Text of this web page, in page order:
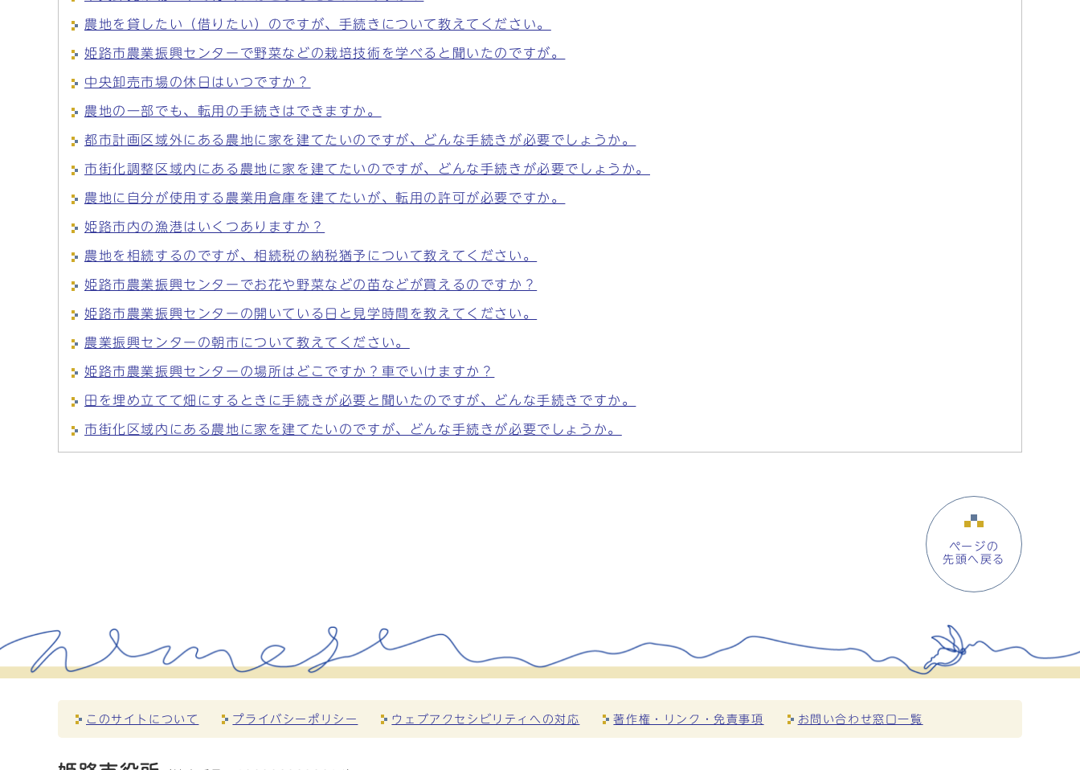
農地を貸したい（借りたい）のですが、手続きについて教えてください。
姫路市農業振興センターで野菜などの栽培技術を学べると聞いたのですが。
中央卸売市場の休日はいつですか？
農地の一部でも、転用の手続きはできますか。
都市計画区域外にある農地に家を建てたいのですが、どんな手続きが必要でしょうか。
市街化調整区域内にある農地に家を建てたいのですが、どんな手続きが必要でしょうか。
農地に自分が使用する農業用倉庫を建てたいが、転用の許可が必要ですか。
姫路市内の漁港はいくつありますか？
農地を相続するのですが、相続税の納税猶予について教えてください。
姫路市農業振興センターでお花や野菜などの苗などが買えるのですか？
姫路市農業振興センターの開いている日と見学時間を教えてください。
農業振興センターの朝市について教えてください。
姫路市農業振興センターの場所はどこですか？車でいけますか？
田を埋め立てて畑にするときに手続きが必要と聞いたのですが、どんな手続きですか。
市街化区域内にある農地に家を建てたいのですが、どんな手続きが必要でしょうか。
ページの
先頭へ戻る
このサイトについて プライバシーポリシー ウェブアクセシビリティへの対応 著作権・リンク・免責事項 お問い合わせ窓口一覧